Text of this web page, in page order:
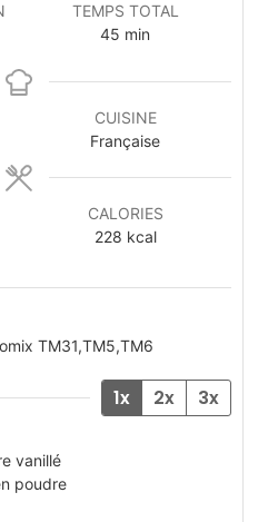
TEMPS TOTAL
45 min
CUISINE
Française
CALORIES
228 kcal
TM31,TM5,TM6
1x 2x 3x
vanillé
poudre